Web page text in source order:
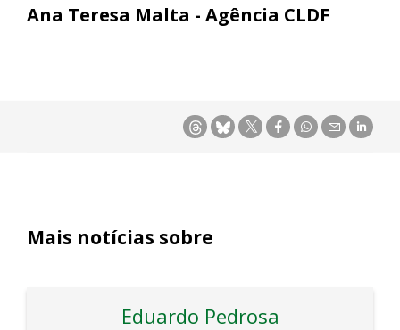
Ana Teresa Malta - Agência CLDF
Mais notícias sobre
Eduardo Pedrosa